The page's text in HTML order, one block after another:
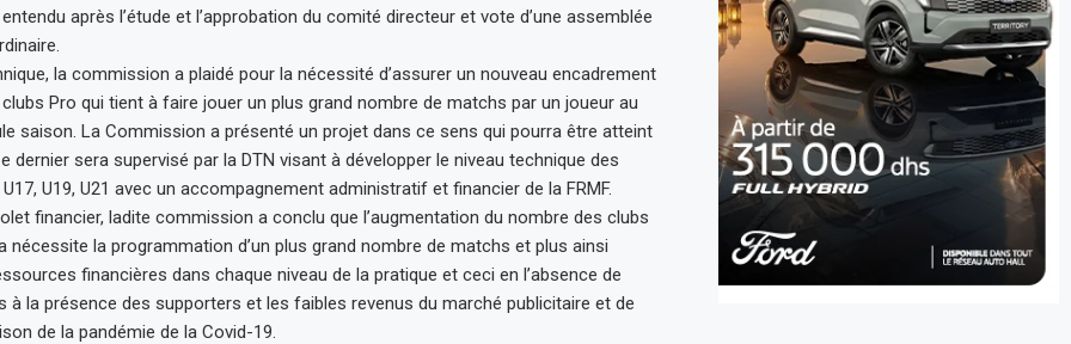
après l’étude et l’approbation du comité directeur et vote d’une assemblée
la commission a plaidé pour la nécessité d’assurer un nouveau encadrement
Pro qui tient à faire jouer un plus grand nombre de matchs par un joueur au
saison. La Commission a présenté un projet dans ce sens qui pourra être atteint
dernier sera supervisé par la DTN visant à développer le niveau technique des
U19, U21 avec un accompagnement administratif et financier de la FRMF.
financier, ladite commission a conclu que l’augmentation du nombre des clubs
nécessite la programmation d’un plus grand nombre de matchs et plus ainsi
financières dans chaque niveau de la pratique et ceci en l’absence de
à la présence des supporters et les faibles revenus du marché publicitaire et de
de la pandémie de la Covid-19.